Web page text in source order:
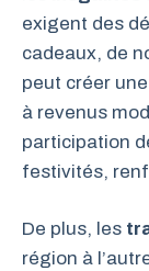
exigent des
cadeaux, de
peut créer
à revenus
participation
festivités,
De plus, les
région à